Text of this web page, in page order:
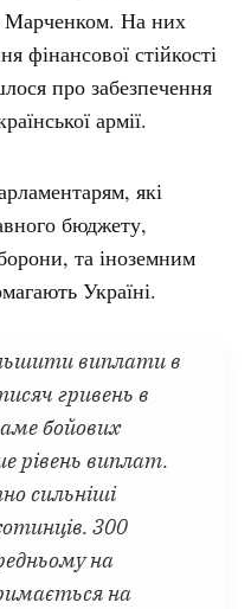
Марченком. На них
фінансової стійкості
про забезпечення
армії.
які
бюджету,
та іноземним
Україні.
виплати в
гривень в
бойових
рівень виплат.
сильніші
300
на
на